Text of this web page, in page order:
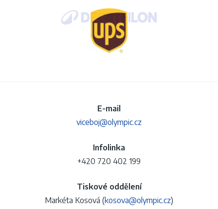
E-mail
viceboj@olympic.cz
Infolinka
+420 720 402 199
Tiskové oddělení
Markéta Kosová (kosova@olympic.cz)